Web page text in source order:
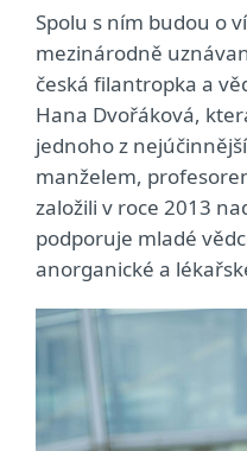
Spolu s ním budou o
mezinárodně
česká filantropka a
Hana Dvořáková,
jednoho z
manželem,
založili v roce 2013
podporuje mladé
anorganické a